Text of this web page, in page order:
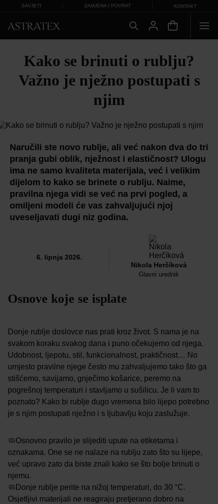
SAVJETI ZAMJENA I POVRAT KONTAKT
Kako se brinuti o rublju?
Važno je nježno postupati s
njim
Naručili ste novo rublje, ali već nakon dva do tri
pranja gubi oblik, nježnost i elastičnost? Ulogu
ima ne samo kvaliteta materijala, već i velikim
dijelom to kako se brinete o rublju. Naime,
pravilna njega vidi se već na prvi pogled, a
omiljeni modeli će vas zahvaljujući njoj
uveseljavati dugi niz godina.
6. lipnja 2026.
Nikola Herčíková
Glavni urednik
Osnove koje se isplate
Donje rublje doslovce nas prati kroz život. S nama je na
svakom koraku svakog dana i puno očekujemo od njega.
Udobnost, ljepotu, stil, funkcionalnost, praktičnost… No
umjesto pravilne njege često mu zahvaljujemo tako što ga
stišćemo, savijamo, gnječimo košarice, peremo na
pogrešnoj temperaturi i stavljamo u sušilicu. Je li vam to
poznato? Kako bi rublje dugo vremena bilo lijepo potrebno
je s njim postupati nježno i s ljubavlju koju zaslužuje.
🧼Osnovno pravilo je slijediti upute na etiketama i
oznakama. One se ne nalaze na rublju zato što su lijepe,
već upravo zato da biste znali kako se što bolje brinuti o
njemu.
🧼Donje rublje perite na nižoj temperaturi, do 30 °C.
Osjetljivi materijali ne reagiraju pretjerano dobro na